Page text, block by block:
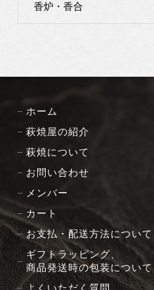
香炉・香合
ホーム
萩焼屋の紹介
萩焼について
お問い合わせ
メンバー
カート
お支払・配送方法について
ギフトラッピング、
商品発送時の包装について